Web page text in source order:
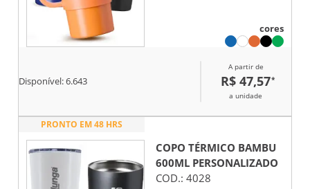
temperatura ideal, seja quente
resistência para o dia a dia.
cores
Disponível:6.643
A partir de
R$ 47,57*
a unidade
PRONTO EM 48 HRS
COPO TÉRMICO BAMBU
600ML PERSONALIZADO
COD.: 4028